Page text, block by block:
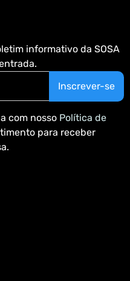
informativo da SOSA
com nosso Política de
para receber